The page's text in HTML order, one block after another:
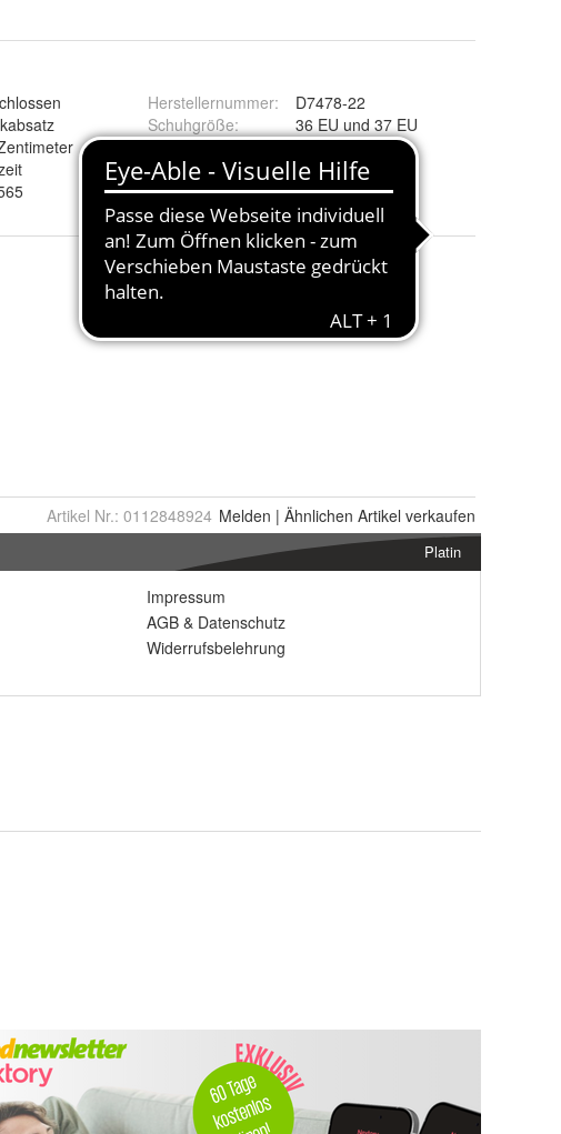
Herstellernummer:
D7478-22
Schuhgröße: 36 EU und 37 EU
Artikel Nr.: 0112848924 Melden | Ähnlichen Artikel verkaufen
Platin
Impressum
AGB & Datenschutz
Widerrufsbelehrung